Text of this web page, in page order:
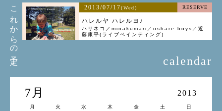
これからの予定 2013/07/17(Wed) RESERVE
ハレルヤ ハレルヨ♪
ハリネコ／minakumari／oshare boys／近
藤康平(ライブペインティング)
calendar
7月 2013
月 火 水 木 金 土 日